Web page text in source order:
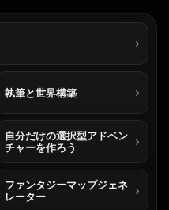
執筆と世界構築
自分だけの選択型アドベン
チャーを作ろう
ファンタジーマップジェネ
レーター